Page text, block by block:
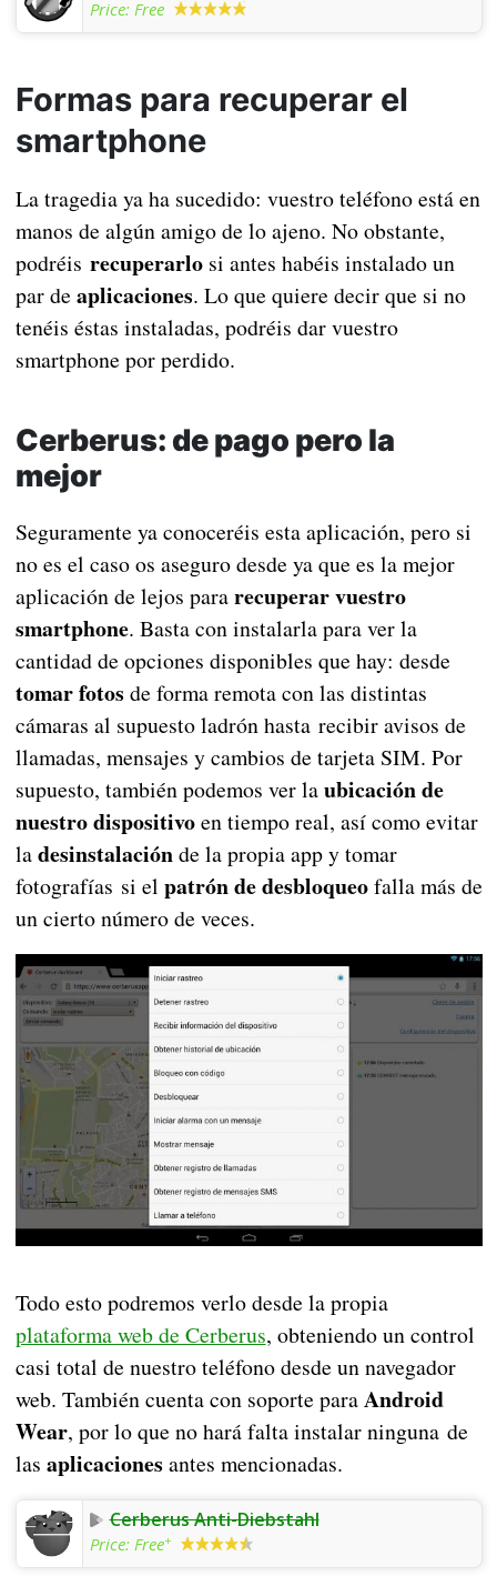
Price: Free
Formas para recuperar el
smartphone
La tragedia ya ha sucedido: vuestro teléfono está en
manos de algún amigo de lo ajeno. No obstante,
podréis recuperarlosi antes habéis instalado un
par de aplicaciones. Lo que quiere decir que si no
tenéis éstas instaladas, podréis dar vuestro
smartphone por perdido.
Cerberus: de pago pero la
mejor
Seguramente ya conoceréis esta aplicación, pero si
no es el caso os aseguro desde ya que es la mejor
aplicación de lejos pararecuperar vuestro
smartphone. Basta con instalarla para ver la
cantidad de opciones disponibles que hay: desde
tomar fotos de forma remota con las distintas
cámaras al supuesto ladrón hasta recibir avisos de
llamadas, mensajes y cambios de tarjeta SIM. Por
supuesto, también podemos ver laubicación de
nuestro dispositivoen tiempo real, así como evitar
ladesinstalaciónde la propia app y tomar
fotografías si el patrón de desbloqueofalla más de
un cierto número de veces.
Todo esto podremos verlo desde la propia
plataforma web de Cerberus, obteniendo un control
casi total de nuestro teléfono desde un navegador
web. También cuenta con soporte paraAndroid
Wear, por lo que no hará falta instalar ninguna de
las aplicaciones antes mencionadas.
Cerberus Anti-Diebstahl
Price: Free+